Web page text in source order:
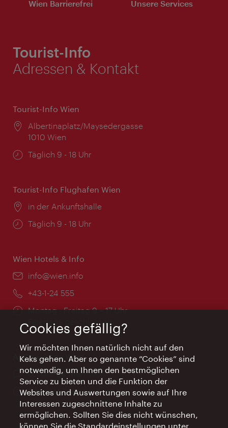
Wien Barrierefrei Unsere Services
Tourist-Info
Adressen & Kontakt
Tourist-Info Wien
Ort:
Albertinaplatz/Maysedergasse
1010 Wien
Öffnungszeiten:
Täglich 9 - 18 Uhr
Tourist-Info Flughafen Wien
Ort:
in der Ankunftshalle
Öffnungszeiten:
Täglich 9 - 18 Uhr
Wien Hotels & Info
Email:
info@wien.info
Telefon:
+43-1-24 555
Öffnungszeiten:
Montag - Freitag 9 – 17 Uhr
Feiertags geschlossen
AI Concierge Wien
Ort:
concierge.wien.info
Öffnungszeiten:
Informationen rund um die Uhr
Cookies gefällig?
Wir möchten Ihnen natürlich nicht auf den
Keks gehen. Aber so genannte “Cookies” sind
notwendig, um Ihnen den bestmöglichen
Service zu bieten und die Funktion der
Websites und Auswertungen sowie auf Ihre
Interessen zugeschnittene Inhalte zu
ermöglichen. Sollten Sie dies nicht wünschen,
können Sie die Standardeinstellungen unter